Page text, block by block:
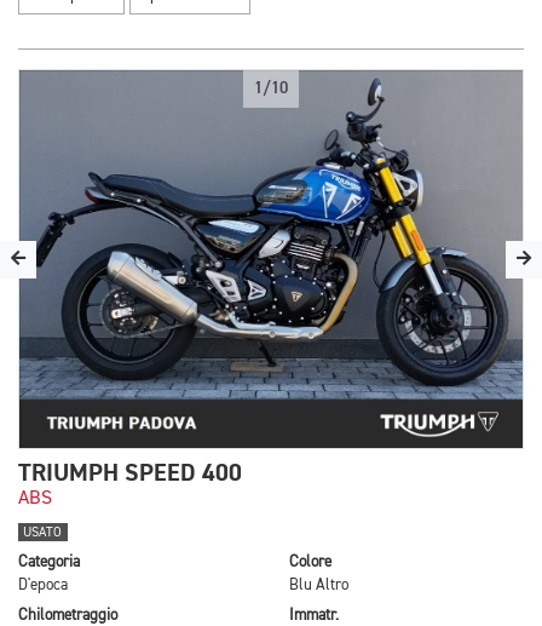
1/10
TRIUMPH SPEED 400
ABS
USATO
Categoria
D'epoca
Colore
Blu Altro
Chilometraggio
Immatr.